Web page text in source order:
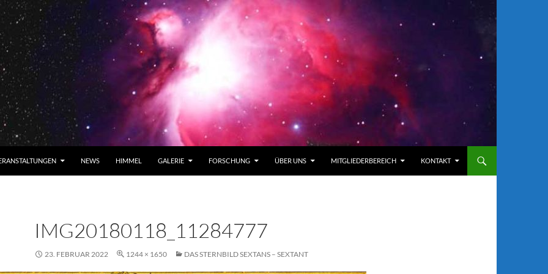
NEWS HIMMEL GALERIE FORSCHUNG ÜBER UNS MITGLIEDERBEREICH KONTAKT
IMG20180118_11284777
23. FEBRUAR 2022 1244 × 1650 DAS STERNBILD SEXTANS – SEXTANT